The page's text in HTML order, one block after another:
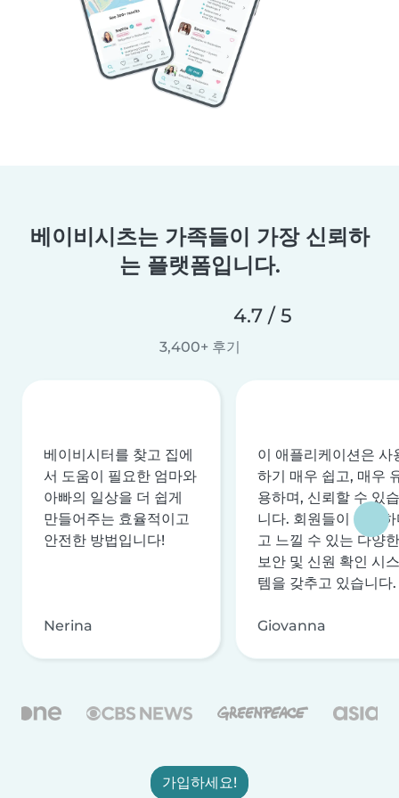
베이비시츠는 가족들이 가장 신뢰하
는 플랫폼입니다.
4.7 / 5
3,400+ 후기
베이비시터를 찾고 집에
서 도움이 필요한 엄마와
아빠의 일상을 더 쉽게
만들어주는 효율적이고
안전한 방법입니다!
Nerina
이 애플리케이션은 사
하기 매우 쉽고, 매우
용하며, 신뢰할 수 있습
니다. 회원들이 안전
고 느낄 수 있는 다양한
보안 및 신원 확인 시스
템을 갖추고 있습니다.
Giovanna
가입하세요!